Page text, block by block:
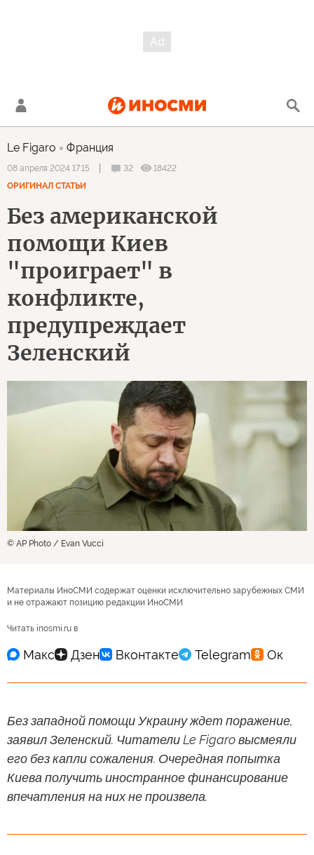
Le Figaro Франция
08 апреля 2024 17:15 32
18422
ОРИГИНАЛ СТАТЬИ
Без американской
помощи Киев
"проиграет" в
конфликте,
предупреждает
Зеленский
© AP Photo / Evan Vucci
Материалы ИноСМИ содержат оценки исключительно зарубежных СМИ
и не отражают позицию редакции ИноСМИ
Читать inosmi.ru в
Без западной помощи Украину ждет поражение,
заявил Зеленский. Читатели Le Figaro высмеяли
его без капли сожаления. Очередная попытка
Киева получить иностранное финансирование
впечатления на них не произвела.